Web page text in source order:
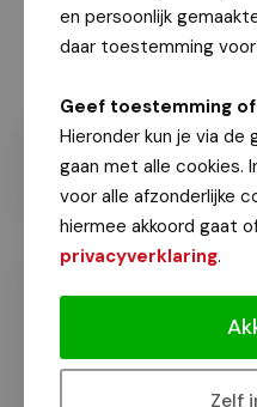
en persoonlijk
daar toestemming
Geef toestemming
Hieronder kun je via de
gaan met alle cookies.
voor alle afzonderlijke
hiermee akkoord gaat
privacyverklaring.
Zelf
International
Nijmegen 'Go
voor 14e